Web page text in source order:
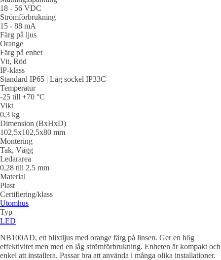
18 - 56 VDC
Strömförbrukning
15 - 88 mA
Färg på ljus
Orange
Färg på enhet
Vit, Röd
IP-klass
Standard IP65 | Låg sockel IP33C
Temperatur
-25 till +70 °C
Vikt
0,3 kg
Dimension (BxHxD)
102,5x102,5x80 mm
Montering
Tak, Vägg
Ledararea
0,28 till 2,5 mm
Material
Plast
Certifiering/klass
Utomhus
Typ
LED
NB100AD, ett blixtljus med orange färg på linsen. Ger en hög
effektivitet men med en låg strömförbrukning. Enheten är kompakt och
enkel att installera. Passar bra att använda i många olika installationer.